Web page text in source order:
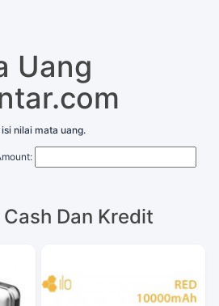
Uang
nilai mata uang.
Dan Kredit